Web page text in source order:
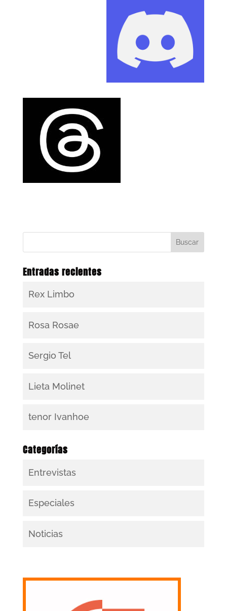
Entradas recientes
Rex Limbo
Rosa Rosae
Sergio Tel
Lieta Molinet
tenor Ivanhoe
Categorías
Entrevistas
Especiales
Noticias